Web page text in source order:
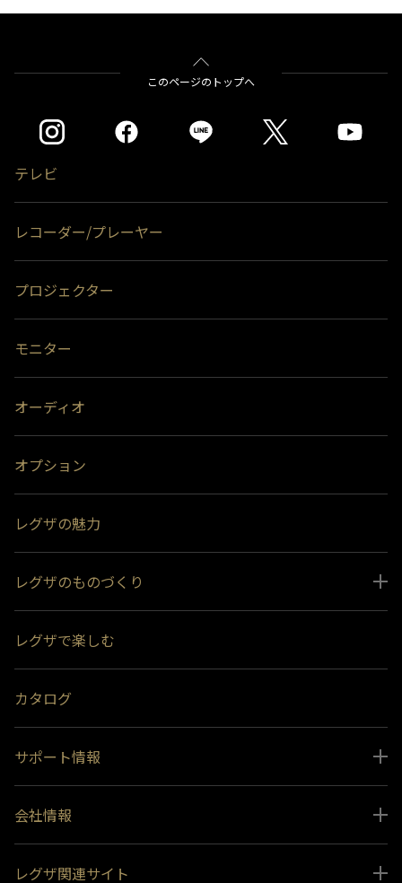
このページのトップへ
テレビ
レコーダー/プレーヤー
プロジェクター
モニター
オーディオ
オプション
レグザの魅力
レグザのものづくり
スペシャルコンテンツ
受賞履歴
レグザで楽しむ
カタログ
サポート情報
取扱説明書ダウンロード
インフォメーション 一覧
会社情報
ニュース
レグザ関連サイト